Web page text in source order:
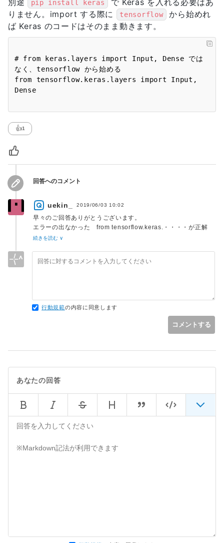
別途 pip install keras
で Keras を入れる必要はあ
りません。import する際に
tensorflow
から始めれ
ば Keras のコードはそのまま動きます。
# from keras.layers import Input, Dense では
なく、tensorflow から始める
from tensorflow.keras.layers import Input,
👍1
回答へのコメント
uekin_ 2019/06/03 10:02
早々のご回答ありがとうございます。
エラーの出なかった from tensorflow.keras.・・・・が正解
なのですね。
続きを読む ∨
行動規範の内容に同意します
コメントする
あなたの回答